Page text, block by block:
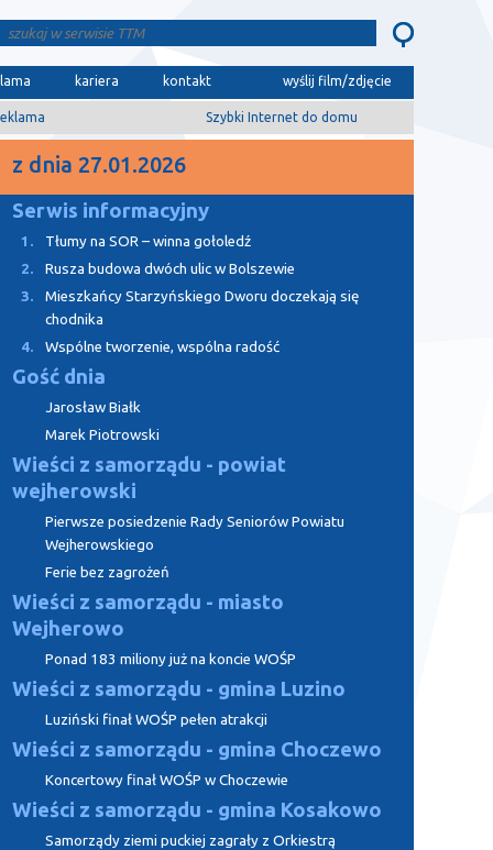
kariera kontakt wyślij film/zdjęcie
Szybki Internet do domu
z dnia 27.01.2026
Serwis informacyjny
1.
Tłumy na SOR – winna gołoledź
2.
Rusza budowa dwóch ulic w Bolszewie
3.
Mieszkańcy Starzyńskiego Dworu doczekają się
chodnika
4.
Wspólne tworzenie, wspólna radość
Gość dnia
Jarosław Białk
Marek Piotrowski
Wieści z samorządu - powiat
wejherowski
Pierwsze posiedzenie Rady Seniorów Powiatu
Wejherowskiego
Ferie bez zagrożeń
Wieści z samorządu - miasto
Wejherowo
Ponad 183 miliony już na koncie WOŚP
Wieści z samorządu - gmina Luzino
Luziński finał WOŚP pełen atrakcji
Wieści z samorządu - gmina Choczewo
Koncertowy finał WOŚP w Choczewie
Wieści z samorządu - gmina Kosakowo
Samorządy ziemi puckiej zagrały z Orkiestrą